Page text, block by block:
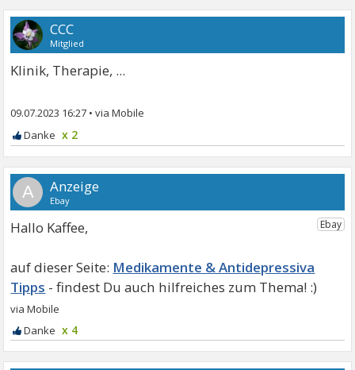
CCC
Mitglied
Klinik, Therapie, ...
09.07.2023 16:27 •
x 2
A
Hallo Kaffee,
Medikamente & Antidepressiva
Tipps
x 4